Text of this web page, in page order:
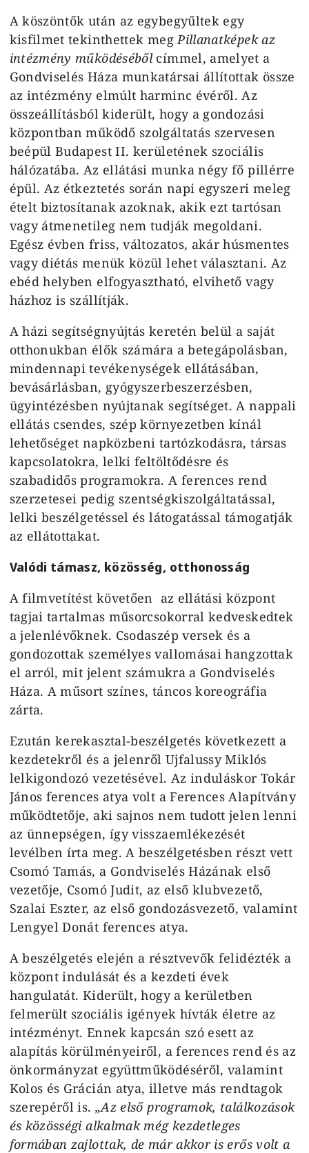
A köszöntők után az egybegyűltek egy
kisfilmet tekinthettek meg Pillanatképek az
intézmény működéséből címmel, amelyet a
Gondviselés Háza munkatársai állítottak össze
az intézmény elmúlt harminc évéről. Az
összeállításból kiderült, hogy a gondozási
központban működő szolgáltatás szervesen
beépül Budapest II. kerületének szociális
hálózatába. Az ellátási munka négy fő pillérre
épül. Az étkeztetés során napi egyszeri meleg
ételt biztosítanak azoknak, akik ezt tartósan
vagy átmenetileg nem tudják megoldani.
Egész évben friss, változatos, akár húsmentes
vagy diétás menük közül lehet választani. Az
ebéd helyben elfogyasztható, elvihető vagy
házhoz is szállítják.
A házi segítségnyújtás keretén belül a saját
otthonukban élők számára a betegápolásban,
mindennapi tevékenységek ellátásában,
bevásárlásban, gyógyszerbeszerzésben,
ügyintézésben nyújtanak segítséget. A nappali
ellátás csendes, szép környezetben kínál
lehetőséget napközbeni tartózkodásra, társas
kapcsolatokra, lelki feltöltődésre és
szabadidős programokra. A ferences rend
szerzetesei pedig szentségkiszolgáltatással,
lelki beszélgetéssel és látogatással támogatják
az ellátottakat.
Valódi támasz, közösség, otthonosság
A filmvetítést követően az ellátási központ
tagjai tartalmas műsorcsokorral kedveskedtek
a jelenlévőknek. Csodaszép versek és a
gondozottak személyes vallomásai hangzottak
el arról, mit jelent számukra a Gondviselés
Háza. A műsort színes, táncos koreográfia
zárta.
Ezután kerekasztal-beszélgetés következett a
kezdetekről és a jelenről Ujfalussy Miklós
lelkigondozó vezetésével. Az induláskor Tokár
János ferences atya volt a Ferences Alapítvány
működtetője, aki sajnos nem tudott jelen lenni
az ünnepségen, így visszaemlékezését
levélben írta meg. A beszélgetésben részt vett
Csomó Tamás, a Gondviselés Házának első
vezetője, Csomó Judit, az első klubvezető,
Szalai Eszter, az első gondozásvezető, valamint
Lengyel Donát ferences atya.
A beszélgetés elején a résztvevők felidézték a
központ indulását és a kezdeti évek
hangulatát. Kiderült, hogy a kerületben
felmerült szociális igények hívták életre az
intézményt. Ennek kapcsán szó esett az
alapítás körülményeiről, a ferences rend és az
önkormányzat együttműködéséről, valamint
Kolos és Grácián atya, illetve más rendtagok
szerepéről is. „Az első programok, találkozások
és közösségi alkalmak még kezdetleges
formában zajlottak, de már akkor is erős volt a